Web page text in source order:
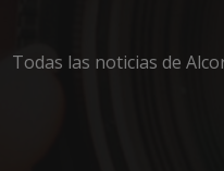
Todas las noticias de
Las cookies